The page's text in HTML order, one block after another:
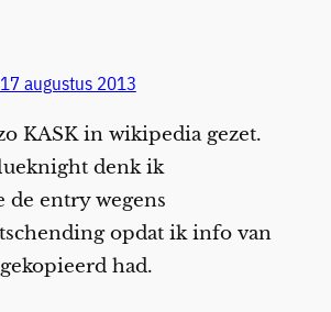
augustus 2013
KASK in wikipedia gezet.
denk ik
de entry wegens
opdat ik info van
had.